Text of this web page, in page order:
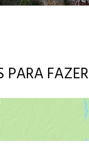
PARA